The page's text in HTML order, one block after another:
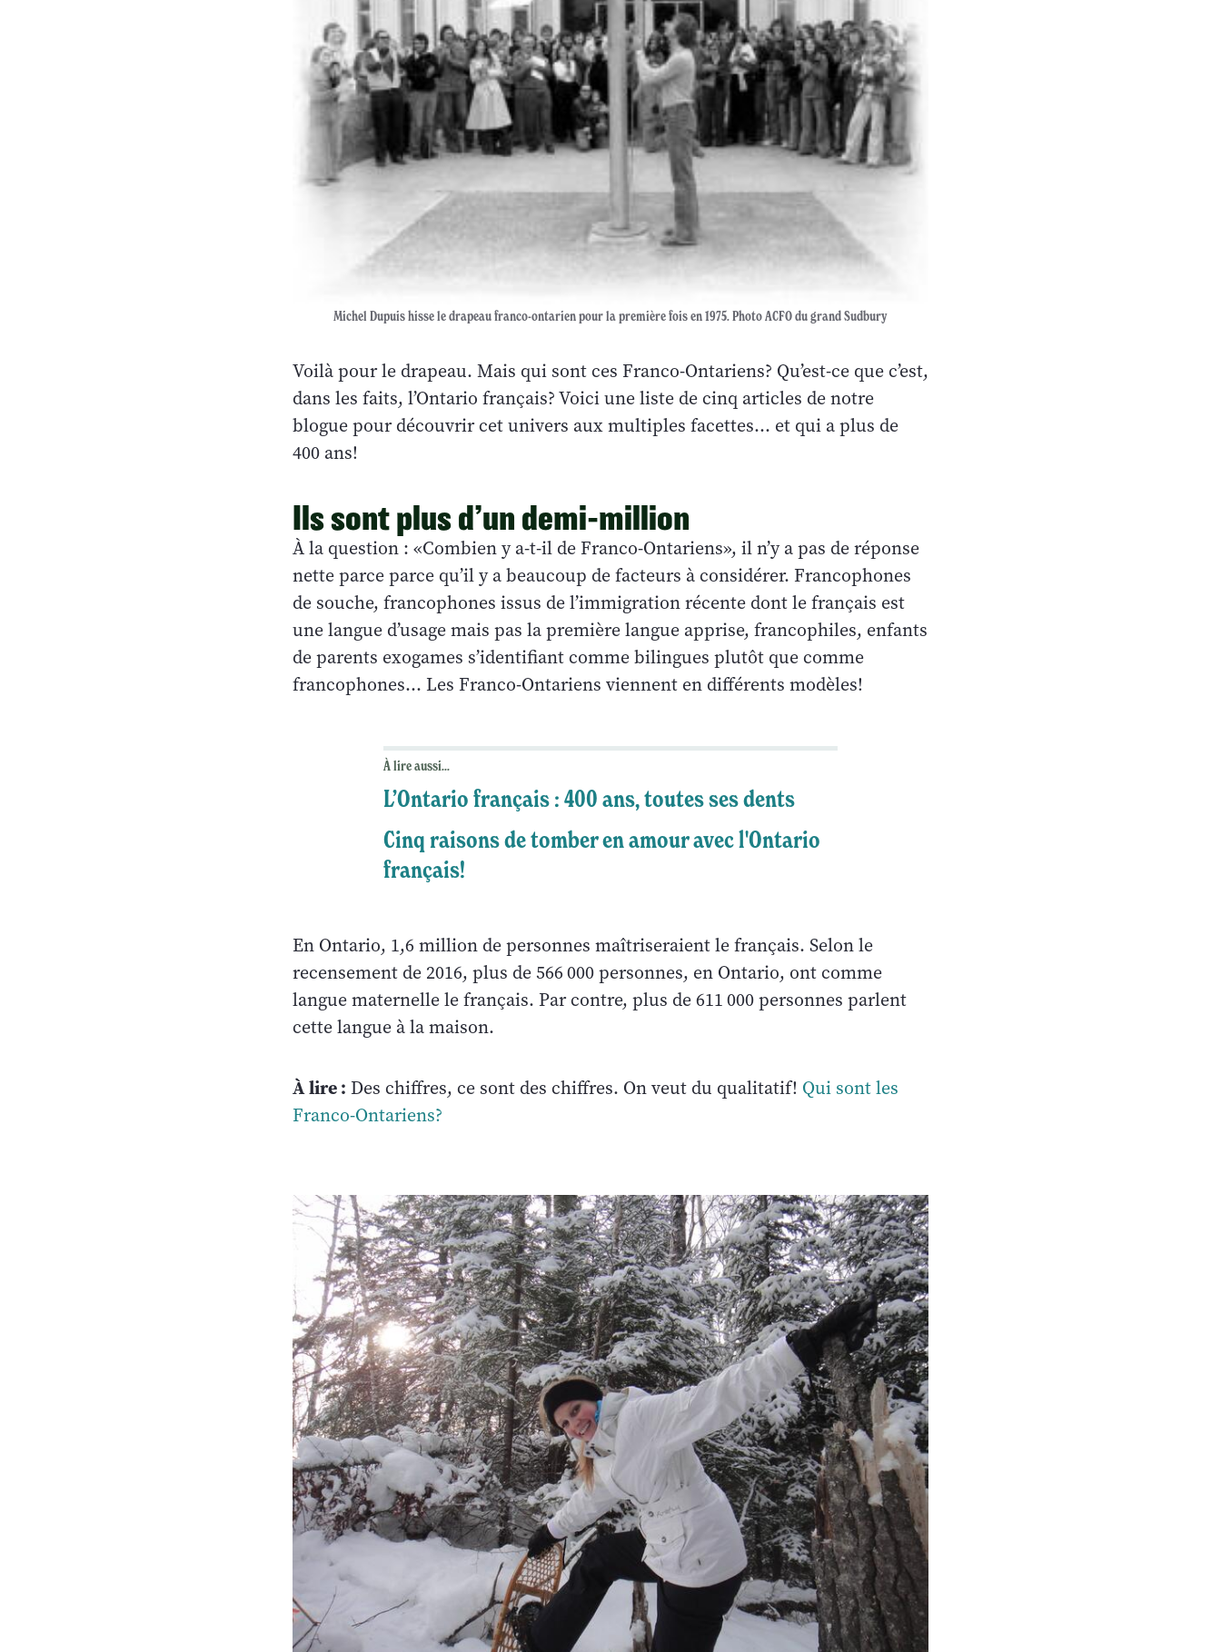
Michel Dupuis hisse le drapeau franco-ontarien pour la première fois en 1975. Photo ACFO du grand Sudbury
Voilà pour le drapeau. Mais qui sont ces Franco-Ontariens? Qu’est-ce que c’est,
dans les faits, l’Ontario français? Voici une liste de cinq articles de notre
blogue pour découvrir cet univers aux multiples facettes... et qui a plus de
400 ans!
Ils sont plus d’un demi-million
À la question : «Combien y a-t-il de Franco-Ontariens», il n’y a pas de réponse
nette parce parce qu’il y a beaucoup de facteurs à considérer. Francophones
de souche, francophones issus de l’immigration récente dont le français est
une langue d’usage mais pas la première langue apprise, francophiles, enfants
de parents exogames s’identifiant comme bilingues plutôt que comme
francophones… Les Franco-Ontariens viennent en différents modèles!
À lire aussi...
L’Ontario français : 400 ans, toutes ses dents
Cinq raisons de tomber en amour avec l'Ontario
français!
En Ontario, 1,6 million de personnes maîtriseraient le français. Selon le
recensement de 2016, plus de 566 000 personnes, en Ontario, ont comme
langue maternelle le français. Par contre, plus de 611 000 personnes parlent
cette langue à la maison.
À lire : Des chiffres, ce sont des chiffres. On veut du qualitatif! Qui sont les
Franco-Ontariens?